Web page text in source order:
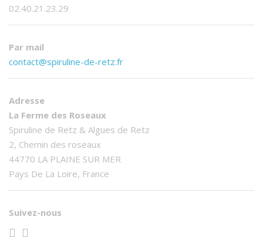
02.40.21.23.29
Par mail
contact@spiruline-de-retz.fr
Adresse
La Ferme des Roseaux
Spiruline de Retz & Algues de Retz
2, Chemin des roseaux
44770 LA PLAINE SUR MER
Pays De La Loire, France
Suivez-nous